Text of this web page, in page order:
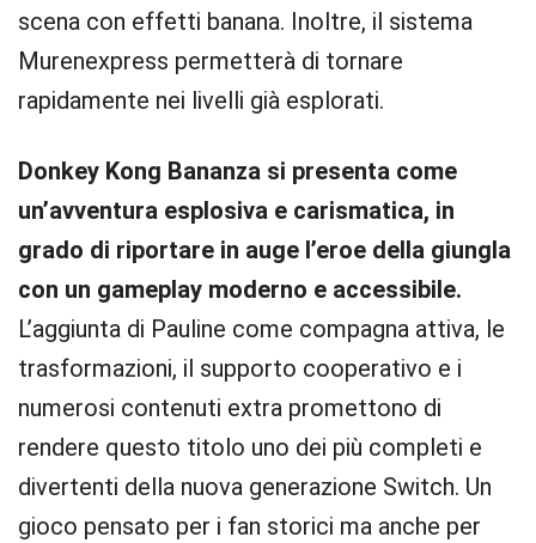
scena con effetti banana. Inoltre, il sistema
Murenexpress permetterà di tornare
rapidamente nei livelli già esplorati.
Donkey Kong Bananza si presenta come
un’avventura esplosiva e carismatica, in
grado di riportare in auge l’eroe della giungla
con un gameplay moderno e accessibile.
L’aggiunta di Pauline come compagna attiva, le
trasformazioni, il supporto cooperativo e i
numerosi contenuti extra promettono di
rendere questo titolo uno dei più completi e
divertenti della nuova generazione Switch. Un
gioco pensato per i fan storici ma anche per